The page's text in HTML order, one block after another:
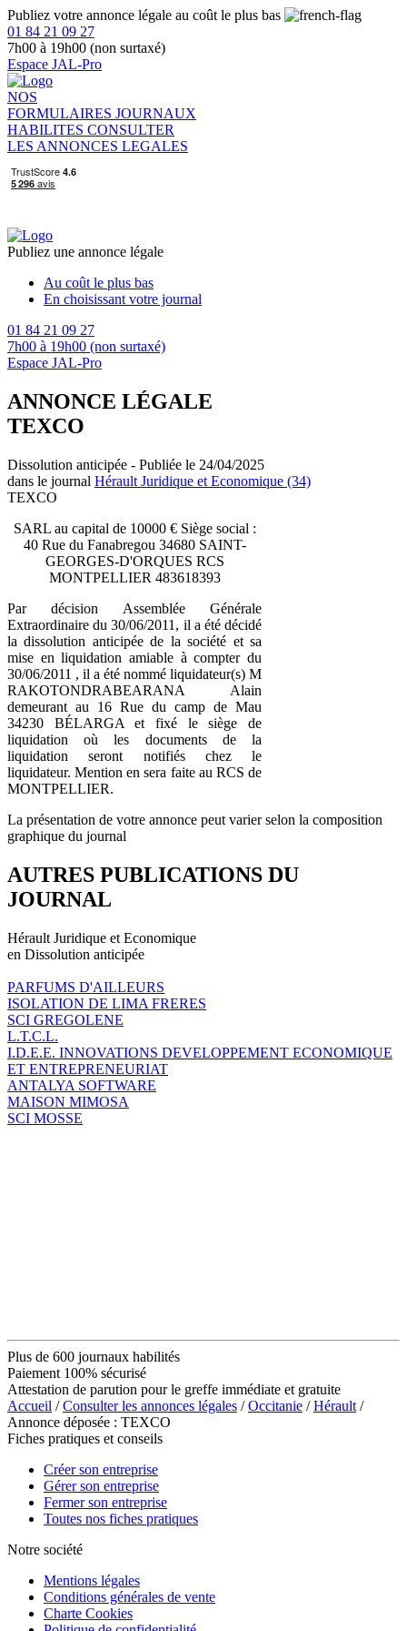
Publiez votre annonce légale au coût le plus bas
01 84 21 09 27
7h00 à 19h00 (non surtaxé)
Espace JAL-Pro
NOS
FORMULAIRES JOURNAUX
HABILITES CONSULTER
LES ANNONCES LEGALES
Publiez une annonce légale
Au coût le plus bas
En choisissant votre journal
01 84 21 09 27
7h00 à 19h00 (non surtaxé)
Espace JAL-Pro
ANNONCE LÉGALE
TEXCO
Dissolution anticipée - Publiée le 24/04/2025
dans le journal Hérault Juridique et Economique (34)
TEXCO
SARL au capital de 10000 € Siège social :
40 Rue du Fanabregou 34680 SAINT-
GEORGES-D'ORQUES RCS
MONTPELLIER 483618393
Par décision Assemblée Générale
Extraordinaire du 30/06/2011, il a été décidé
la dissolution anticipée de la société et sa
mise en liquidation amiable à compter du
30/06/2011 , il a été nommé liquidateur(s) M
RAKOTONDRABEARANA Alain
demeurant au 16 Rue du camp de Mau
34230 BÉLARGA et fixé le siège de
liquidation où les documents de la
liquidation seront notifiés chez le
liquidateur. Mention en sera faite au RCS de
MONTPELLIER.
La présentation de votre annonce peut varier selon la composition
graphique du journal
AUTRES PUBLICATIONS DU
JOURNAL
Hérault Juridique et Economique
en Dissolution anticipée
PARFUMS D'AILLEURS
ISOLATION DE LIMA FRERES
SCI GREGOLENE
L.T.C.L.
I.D.E.E. INNOVATIONS DEVELOPPEMENT ECONOMIQUE
ET ENTREPRENEURIAT
ANTALYA SOFTWARE
MAISON MIMOSA
SCI MOSSE
Plus de 600 journaux habilités
Paiement 100% sécurisé
Attestation de parution pour le greffe immédiate et gratuite
Accueil /Consulter les annonces légales /Occitanie /Hérault /
Annonce déposée : TEXCO
Fiches pratiques et conseils
Créer son entreprise
Gérer son entreprise
Fermer son entreprise
Toutes nos fiches pratiques
Notre société
Mentions légales
Conditions générales de vente
Charte Cookies